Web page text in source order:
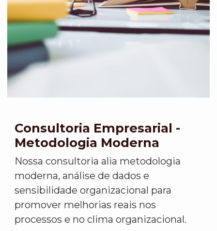
Consultoria Empresarial -
Metodologia Moderna
Nossa consultoria alia metodologia
moderna, análise de dados e
sensibilidade organizacional para
promover melhorias reais nos
processos e no clima organizacional.